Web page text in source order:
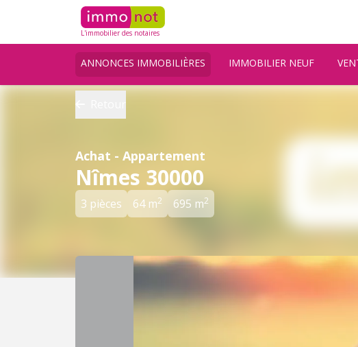
L'immobilier des notaires
ANNONCES IMMOBILIÈRES IMMOBILIER NEUF
Achat - Appartement
Nîmes 30000
3 pièces 64 m2 695 m2